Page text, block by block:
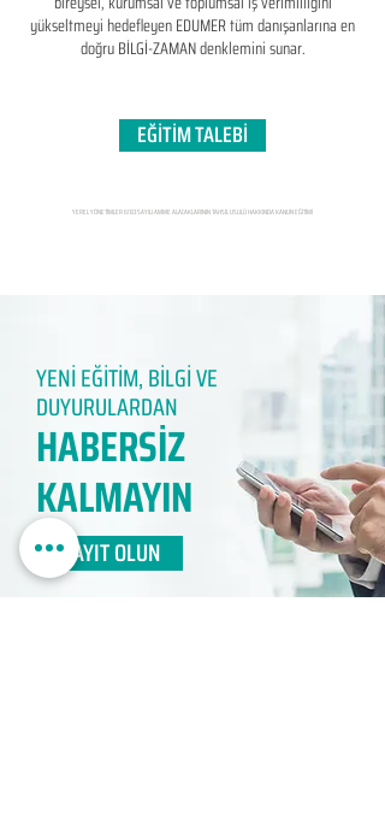
yükseltmeyi hedefleyen​ EDUMER tüm danışanlarına en
doğru BİLGİ-ZAMAN denklemini sunar.
EĞİTİM TALEBİ
YEREL YÖNETİMLER 6183 SAYILI AMME ALACAKLARININ TAHSİL USULÜ HAKKINDA KANUN EĞİTİMİ
YENİ EĞİTİM, BİLGİ VE
DUYURULARDAN
HABERSİZ
KALMAYIN​
KAYIT OLUN